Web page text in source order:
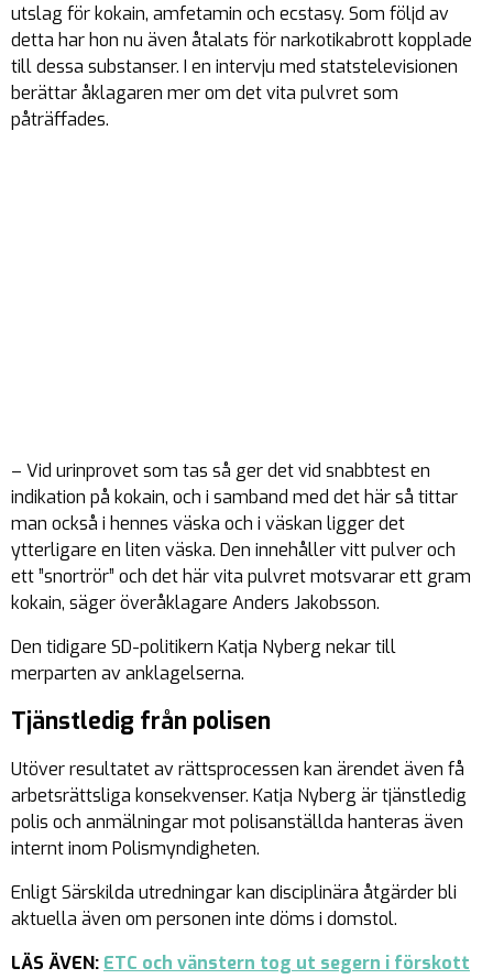
utslag för kokain, amfetamin och ecstasy. Som följd av
detta har hon nu även åtalats för narkotikabrott kopplade
till dessa substanser. I en intervju med statstelevisionen
berättar åklagaren mer om det vita pulvret som
påträffades.
– Vid urinprovet som tas så ger det vid snabbtest en
indikation på kokain, och i samband med det här så tittar
man också i hennes väska och i väskan ligger det
ytterligare en liten väska. Den innehåller vitt pulver och
ett ”snortrör” och det här vita pulvret motsvarar ett gram
kokain, säger överåklagare Anders Jakobsson.
Den tidigare SD-politikern Katja Nyberg nekar till
merparten av anklagelserna.
Tjänstledig från polisen
Utöver resultatet av rättsprocessen kan ärendet även få
arbetsrättsliga konsekvenser. Katja Nyberg är tjänstledig
polis och anmälningar mot polisanställda hanteras även
internt inom Polismyndigheten.
Enligt Särskilda utredningar kan disciplinära åtgärder bli
aktuella även om personen inte döms i domstol.
LÄS ÄVEN: ETC och vänstern tog ut segern i förskott